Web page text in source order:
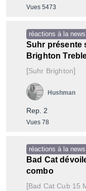
Vues 5473
réactions à la news
Suhr présente
Brighton
[Suhr Brighton]
Rep. 2
Vues 78
Hushman
réactions à la news
Bad Cat
combo
[Bad Cat Cub 15